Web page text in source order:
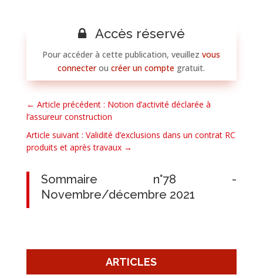
Accès réservé
Pour accéder à cette publication, veuillezvous
connecteroucréer un compte gratuit.
← Article précédent : Notion d’activité déclarée à
l’assureur construction
Article suivant : Validité d’exclusions dans un contrat RC
produits et après travaux→
Sommaire n°78 -
Novembre/décembre 2021
ARTICLES